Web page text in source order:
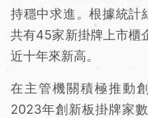
持穩中求進。根據統計
共有45家新掛牌上市櫃
近十年來新高。
在主管機關積極推動
2023年創新板掛牌家